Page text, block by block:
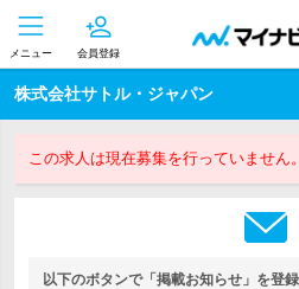
メニュー 会員登録
株式会社サトル・ジャパン
この求人は現在募集を行っていません。
以下のボタンで「掲載お知らせ」を登